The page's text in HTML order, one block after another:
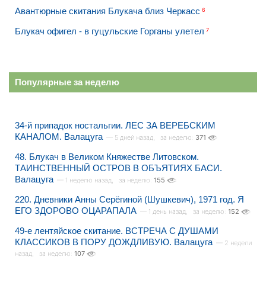
Авантюрные скитания Блукача близ Черкасс 6
Блукач офигел - в гуцульские Горганы улетел 7
Популярные за неделю
34-й припадок ностальгии. ЛЕС ЗА ВЕРЕБСКИМ
КАНАЛОМ. Валацуга
— 5 дней назад, за неделю: 371
48. Блукач в Великом Княжестве Литовском.
ТАИНСТВЕННЫЙ ОСТРОВ В ОБЪЯТИЯХ БАСИ.
Валацуга
— 1 неделю назад, за неделю: 155
220. Дневники Анны Серёгиной (Шушкевич), 1971 год. Я
ЕГО ЗДОРОВО ОЦАРАПАЛА
— 1 день назад, за неделю: 152
49-е лентяйское скитание. ВСТРЕЧА С ДУШАМИ
КЛАССИКОВ В ПОРУ ДОЖДЛИВУЮ. Валацуга
— 2 недели
назад,
за неделю: 107